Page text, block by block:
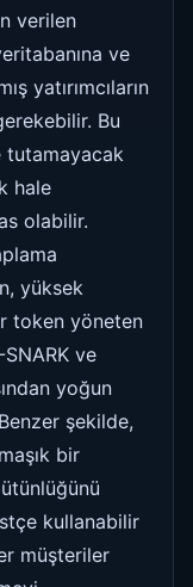
verilen
ve
yatırımcıların
Bu
tutamayacak
hale
olabilir.
yüksek
token yöneten
ve
yoğun
şekilde,
bir
kullanabilir
müşteriler